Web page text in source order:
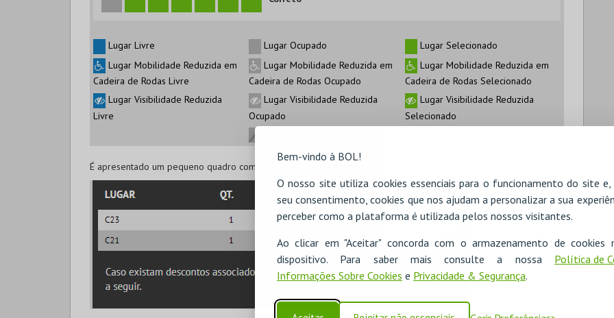
Bem-vindo à BOL!
O nosso site utiliza cookies essenciais para o funcionamento do site
seu consentimento, cookies que nos ajudam a personalizar a sua
perceber como a plataforma é utilizada pelos nossos visitantes.
Ao clicar em "Aceitar" concorda com o armazenamento de cookies
dispositivo. Para saber mais consulte a nossa Política de
Informações Sobre Cookies e Privacidade & Segurança.
Lugar Livre
Lugar Mobilidade Reduzida em
Cadeira de Rodas Livre
Lugar Visibilidade Reduzida
Livre
Lugar Ocupado
Lugar Mobilidade Reduzida em
Cadeira de Rodas Ocupado
Lugar Visibilidade Reduzida
Ocupado
Lugar Selecionado
Lugar Mobilidade Reduzida em
Cadeira de Rodas Selecionado
Lugar Visibilidade Reduzida
Selecionado
É apresentado um pequeno quadro com o resumo da quantidade, tipo e custo total dos bilhetes selecionados.